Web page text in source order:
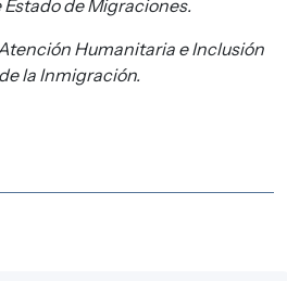
de Migraciones.
Humanitaria e Inclusión
la Inmigración.